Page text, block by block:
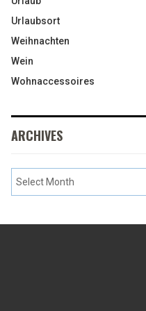
Urlaubsort
Weihnachten
Wein
Wohnaccessoires
ARCHIVES